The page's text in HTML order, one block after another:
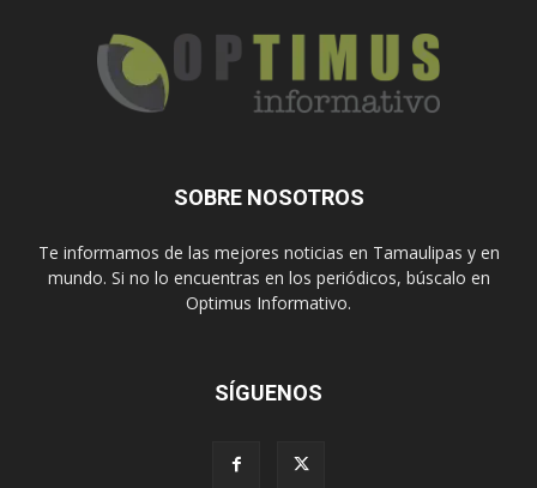
SOBRE NOSOTROS
Te informamos de las mejores noticias en Tamaulipas y en
mundo. Si no lo encuentras en los periódicos, búscalo en
Optimus Informativo.
SÍGUENOS